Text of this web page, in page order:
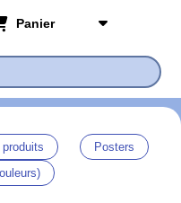
Panier
Posters